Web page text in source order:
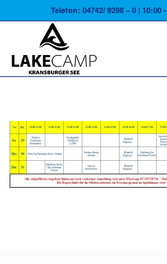
Telefon: 04742/ 9298 – 0 | 10:00